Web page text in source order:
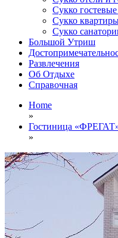
Сукко
Сукко
Сукко
Большой Утриш
Развлечения
Об Отдыхе
Справочная
Home
»
Гостиница
»